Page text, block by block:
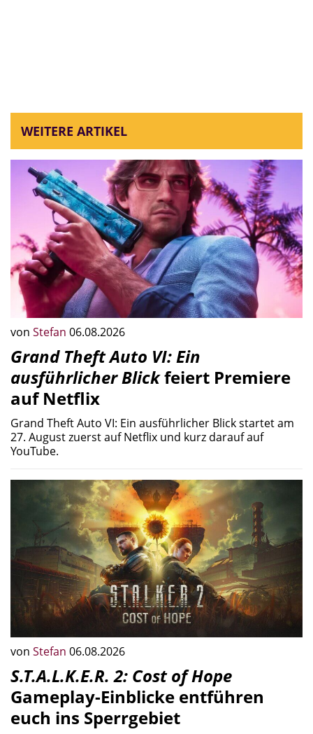
WEITERE ARTIKEL
von Stefan 06.08.2026
Grand Theft Auto VI: Ein
ausführlicher Blickfeiert Premiere
auf Netflix
Grand Theft Auto VI: Ein ausführlicher Blick startet am
27. August zuerst auf Netflix und kurz darauf auf
YouTube.
von Stefan 06.08.2026
S.T.A.L.K.E.R. 2: Cost of Hope
Gameplay-Einblicke entführen
euch ins Sperrgebiet